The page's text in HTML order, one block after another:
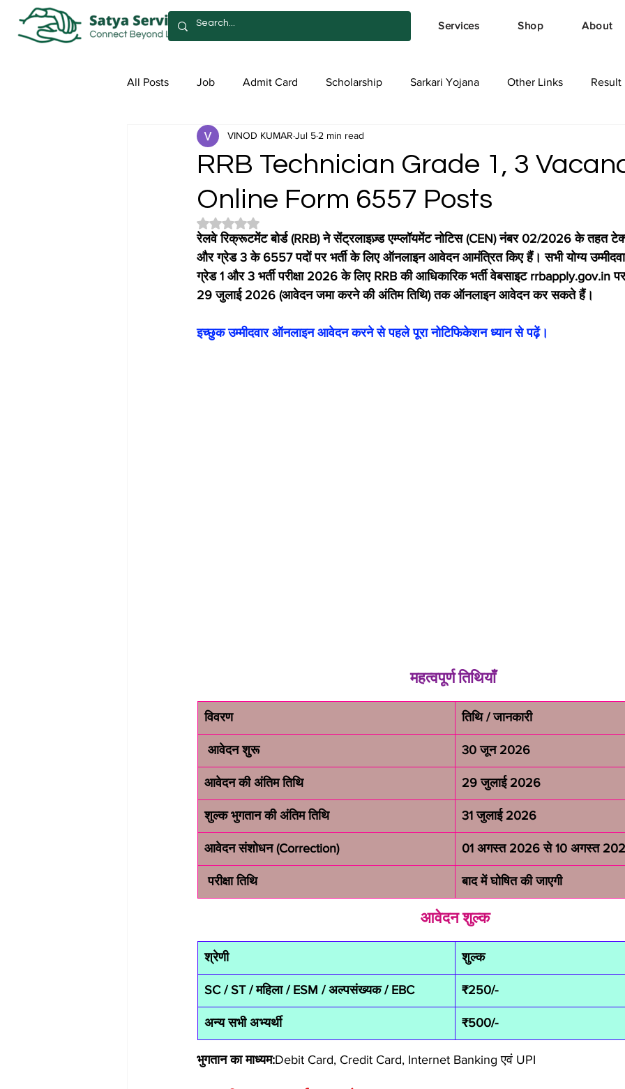
Services Shop About
All Posts Job Admit Card Scholarship Sarkari Yojana Other Links Result
Admission Satya Services
RRB Technician Grade 1, 3
Online Form 6557 Posts
VINOD KUMAR Jul 5 2 min read
Rated NaN out of 5 stars.
रेलवे रिक्रूटमेंट बोर्ड (RRB) ने सेंट्रलाइज़्ड एम्प्लॉयमेंट नोटिस (CEN) नंबर 02/2026 के तहत
और ग्रेड 3 के 6557 पदों पर भर्ती के लिए ऑनलाइन आवेदन आमंत्रित किए हैं। सभी योग्य
ग्रेड 1 और 3 भर्ती परीक्षा 2026 के लिए RRB की आधिकारिक भर्ती वेबसाइट
29 जुलाई 2026 (आवेदन जमा करने की अंतिम तिथि) तक ऑनलाइन आवेदन कर सकते हैं।
इच्छुक उम्मीदवार ऑनलाइन आवेदन करने से पहले पूरा नोटिफिकेशन ध्यान से पढ़ें।
महत्वपूर्ण तिथियाँ
विवरण तिथि / जानकारी
आवेदन शुरू 30 जून 2026
आवेदन की अंतिम तिथि 29 जुलाई 2026
शुल्क भुगतान की अंतिम तिथि 31 जुलाई 2026
आवेदन संशोधन (Correction) 01 अगस्त 2026 से 10 अगस्त
परीक्षा तिथि बाद में घोषित की जाएगी
आवेदन शुल्क
श्रेणी शुल्क
SC / ST / महिला / ESM / अल्पसंख्यक / EBC ₹250/-
अन्य सभी अभ्यर्थी ₹500/-
भुगतान का माध्यम:Debit Card, Credit Card, Internet Banking एवं UPI